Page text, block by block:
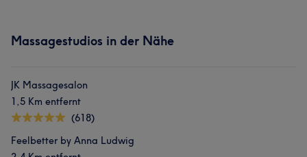
Massagestudios in der Nähe
JK Massagesalon
1,5 Km entfernt
(618)
Feelbetter by Anna Ludwig